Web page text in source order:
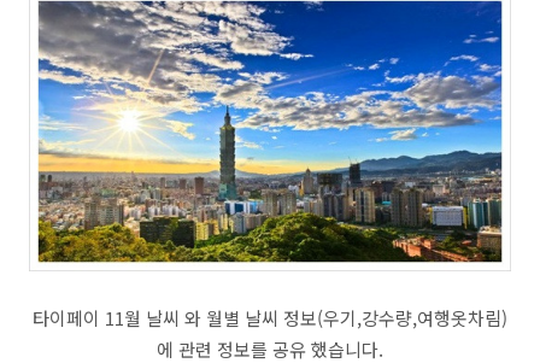
타이페이 11월 날씨 와 월별 날씨 정보(우기,강수량,여행옷차림)
에 관련 정보를 공유 했습니다.